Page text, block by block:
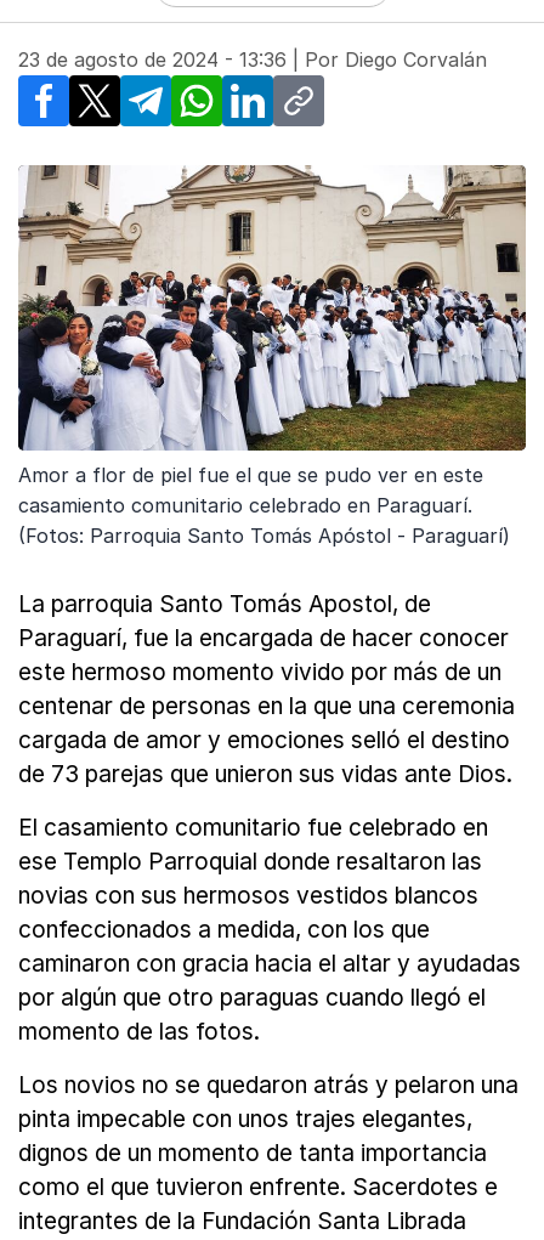
23 de agosto de 2024 - 13:36 | Por Diego Corvalán
Facebook
X TelegramWhatsApp
LinkedInCopy link
Amor a flor de piel fue el que se pudo ver en este
casamiento comunitario celebrado en Paraguarí.
(Fotos: Parroquia Santo Tomás Apóstol - Paraguarí)
La parroquia Santo Tomás Apostol, de
Paraguarí, fue la encargada de hacer conocer
este hermoso momento vivido por más de un
centenar de personas en la que una ceremonia
cargada de amor y emociones selló el destino
de 73 parejas que unieron sus vidas ante Dios.
El casamiento comunitario fue celebrado en
ese Templo Parroquial donde resaltaron las
novias con sus hermosos vestidos blancos
confeccionados a medida, con los que
caminaron con gracia hacia el altar y ayudadas
por algún que otro paraguas cuando llegó el
momento de las fotos.
Los novios no se quedaron atrás y pelaron una
pinta impecable con unos trajes elegantes,
dignos de un momento de tanta importancia
como el que tuvieron enfrente. Sacerdotes e
integrantes de la Fundación Santa Librada